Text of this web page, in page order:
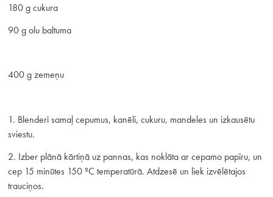
180 g cukura
90 g olu baltuma
400 g zemeņu
1. Blenderī samaļ cepumus, kanēli, cukuru, mandeles un izkausētu
sviestu.
2. Izber plānā kārtiņā uz pannas, kas noklāta ar cepamo papīru, un
cep 15 minūtes 150 ºC temperatūrā. Atdzesē un liek izvēlētajos
trauciņos.